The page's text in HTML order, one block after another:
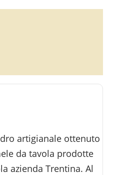
artigianale ottenuto
da tavola prodotte
azienda Trentina. Al